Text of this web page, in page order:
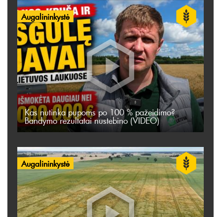
Augalininkystė
Kas nutinka pupoms po 100 % pažeidimo?
Bandymo rezultatai nustebino (VIDEO)
Augalininkystė